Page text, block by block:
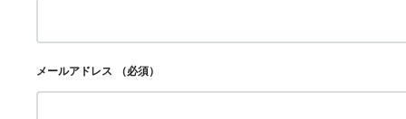
メールアドレス （必須）